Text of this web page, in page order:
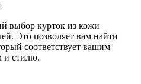
выбор курток из кожи
Это позволяет вам найти
соответствует вашим
и стилю.